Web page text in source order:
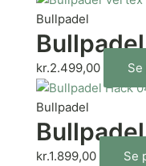
Bullpadel
kr.2.499,00
Bullpadel
kr.1.899,00 Se